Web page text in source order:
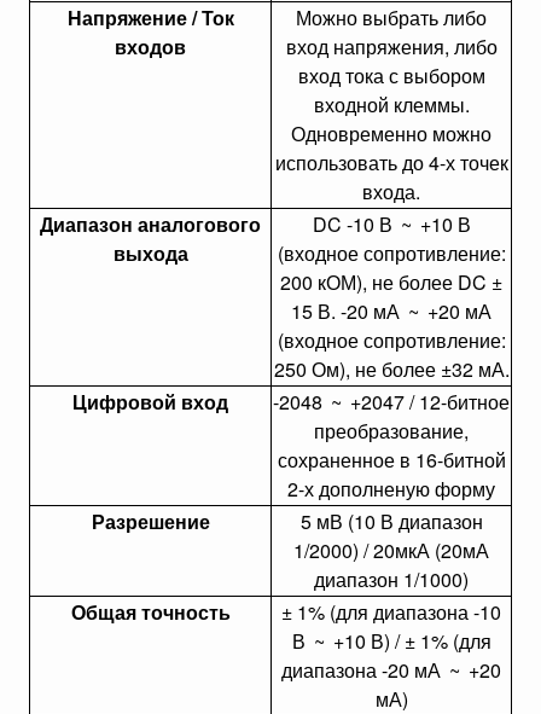
Напряжение / Ток
входов
Можно выбрать либо
вход напряжения, либо
вход тока с выбором
входной клеммы.
Одновременно можно
использовать до 4-х точек
входа.
Диапазон аналогового
выхода
DC -10 В ~ +10 В
(входное сопротивление:
200 кОМ), не более DC ±
15 В. -20 мА ~ +20 мА
(входное сопротивление:
250 Ом), не более ±32 мА.
Цифровой вход
-2048 ~ +2047 / 12-битное
преобразование,
сохраненное в 16-битной
2-х дополненую форму
Разрешение
5 мВ (10 В диапазон
1/2000) / 20мкА (20мА
диапазон 1/1000)
Общая точность
± 1% (для диапазона -10
В ~ +10 В) / ± 1% (для
диапазона -20 мА ~ +20
мА)